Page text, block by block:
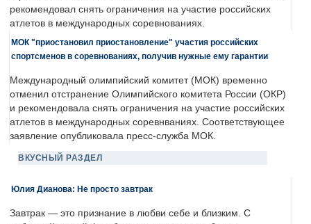
рекомендовал снять ограничения на участие российских
атлетов в международных соревнованиях.
МОК "приостановил приостановление" участия российских
спортсменов в соревнованиях, получив нужные ему гарантии
Международный олимпийский комитет (МОК) временно
отменил отстранение Олимпийского комитета России (ОКР)
и рекомендовала снять ограничения на участие российских
атлетов в международных соревнваниях. Соответствующее
заявление опубликовала пресс-служба МОК.
ВКУСНЫЙ РАЗДЕЛ
Юлия Дианова: Не просто завтрак
Завтрак — это признание в любви себе и близким. С